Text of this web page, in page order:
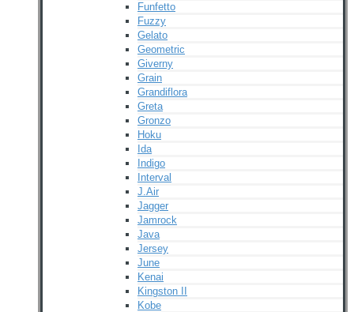
Funfetto
Fuzzy
Gelato
Geometric
Giverny
Grain
Grandiflora
Greta
Gronzo
Hoku
Ida
Indigo
Interval
J.Air
Jagger
Jamrock
Java
Jersey
June
Kenai
Kingston II
Kobe